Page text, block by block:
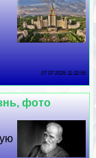
07 07 2026 11:32:56
фото